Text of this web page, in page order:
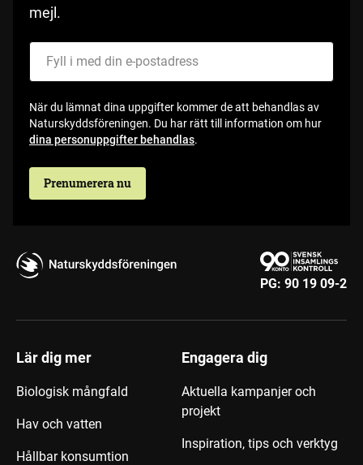
mejl.
När du lämnat dina uppgifter kommer de att behandlas av
Naturskyddsföreningen. Du har rätt till information om hur
dina personuppgifter behandlas.
Prenumerera nu
PG: 90 19 09-2
Lär dig mer
Biologisk mångfald
Hav och vatten
Hållbar konsumtion
Engagera dig
Aktuella kampanjer och
projekt
Inspiration, tips och verktyg